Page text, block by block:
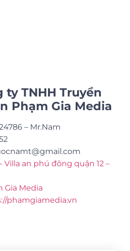
ty TNHH Truyền
Phạm Gia Media
– Mr.Nam
Villa an phú đông quận 12 –
Gia Media
phamgiamedia.vn